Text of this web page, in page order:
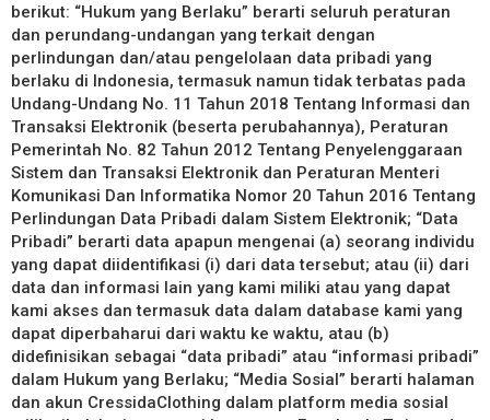
berikut: “Hukum yang Berlaku” berarti seluruh peraturan
dan perundang-undangan yang terkait dengan
perlindungan dan/atau pengelolaan data pribadi yang
berlaku di Indonesia, termasuk namun tidak terbatas pada
Undang-Undang No. 11 Tahun 2018 Tentang Informasi dan
Transaksi Elektronik (beserta perubahannya), Peraturan
Pemerintah No. 82 Tahun 2012 Tentang Penyelenggaraan
Sistem dan Transaksi Elektronik dan Peraturan Menteri
Komunikasi Dan Informatika Nomor 20 Tahun 2016 Tentang
Perlindungan Data Pribadi dalam Sistem Elektronik; “Data
Pribadi” berarti data apapun mengenai (a) seorang individu
yang dapat diidentifikasi (i) dari data tersebut; atau (ii) dari
data dan informasi lain yang kami miliki atau yang dapat
kami akses dan termasuk data dalam database kami yang
dapat diperbaharui dari waktu ke waktu, atau (b)
didefinisikan sebagai “data pribadi” atau “informasi pribadi”
dalam Hukum yang Berlaku; “Media Sosial” berarti halaman
dan akun CressidaClothing dalam platform media sosial